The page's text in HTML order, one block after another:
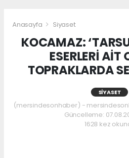
Anasayfa Siyaset
KOCAMAZ:
ESERLERİ AİT
TOPRAKLARDA
SIYASET
(mersindesonhaber) -
Güncelleme:
1628 kez